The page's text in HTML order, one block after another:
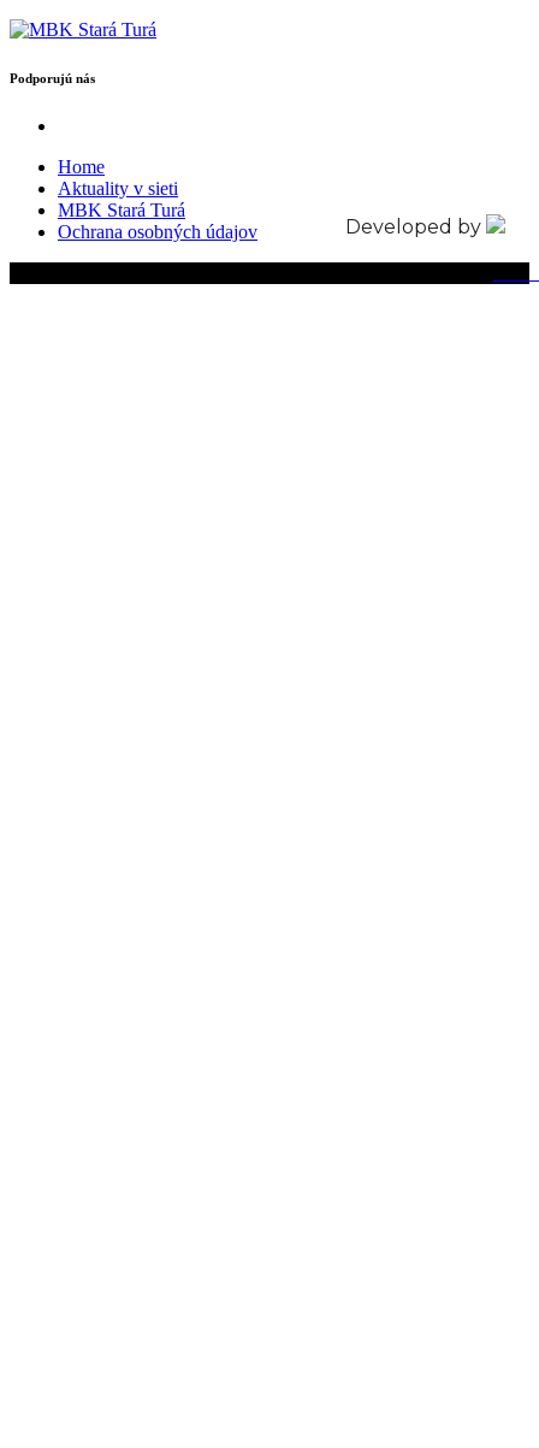
Podporujú nás
Home
Aktuality v sieti
MBK Stará Turá
Ochrana osobných údajov
Developed by